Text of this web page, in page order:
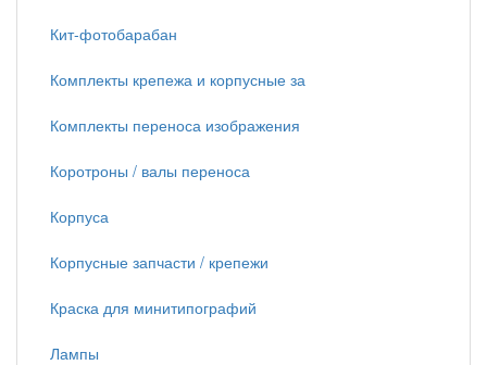
Кит-фотобарабан
Комплекты крепежа и корпусные за
Комплекты переноса изображения
Коротроны / валы переноса
Корпуса
Корпусные запчасти / крепежи
Краска для минитипографий
Лампы